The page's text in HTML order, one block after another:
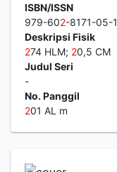
ISBN/ISSN
979-602-8171-05-1
Deskripsi Fisik
274 HLM; 20,5 CM
Judul Seri
-
No. Panggil
201 AL m